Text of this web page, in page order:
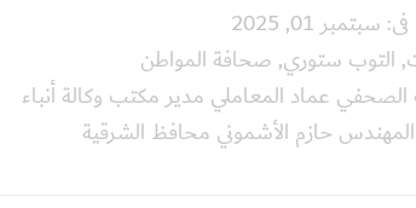
فى: سبتمبر 01, 2025
, التوب ستوري, صحافة المواطن
الصحفي عماد المعاملي مدير مكتب وكالة أنباء
حازم الأشموني محافظ الشرقية